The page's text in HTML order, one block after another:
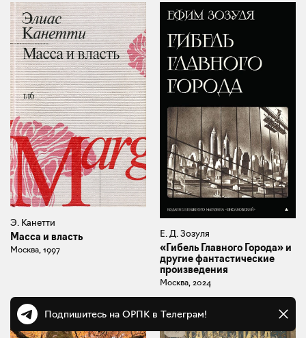
Э. Канетти
Масса и власть
Москва, 1997
Е. Д. Зозуля
«Гибель Главного Города» и
другие фантастические
произведения
Москва, 2024
Подпишитесь на ОРПК в Телеграм!